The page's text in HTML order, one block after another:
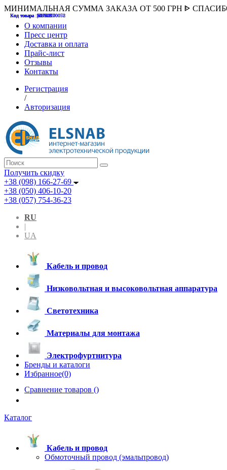
МИНИМАЛЬНАЯ СУММА ЗАКАЗА ОТ 500 ГРН ᐈ
О компании
Пресс центр
Доставка и оплата
Прайс-лист
Отзывы
Контакты
Регистрация
/
Авторизация
Получить скидку
+38 (098) 166-27-69
+38 (050) 406-10-20
+38 (057) 754-36-23
RU
|
UA
Кабель и провод
Низковольтная и высоковольтная аппаратура
Светотехника
Материалы для монтажа
Электрофуртнитура
Бренды и каталоги
Избранное(0)
Сравнение товаров ()
Каталог
Кабель и провод
Обмоточный провод (эмальпровод)
Код товара :507000
Код товара :HUK-K00058
Код товара :Т075177
Код товара :pnsv12
Код товара :HUK-K00072